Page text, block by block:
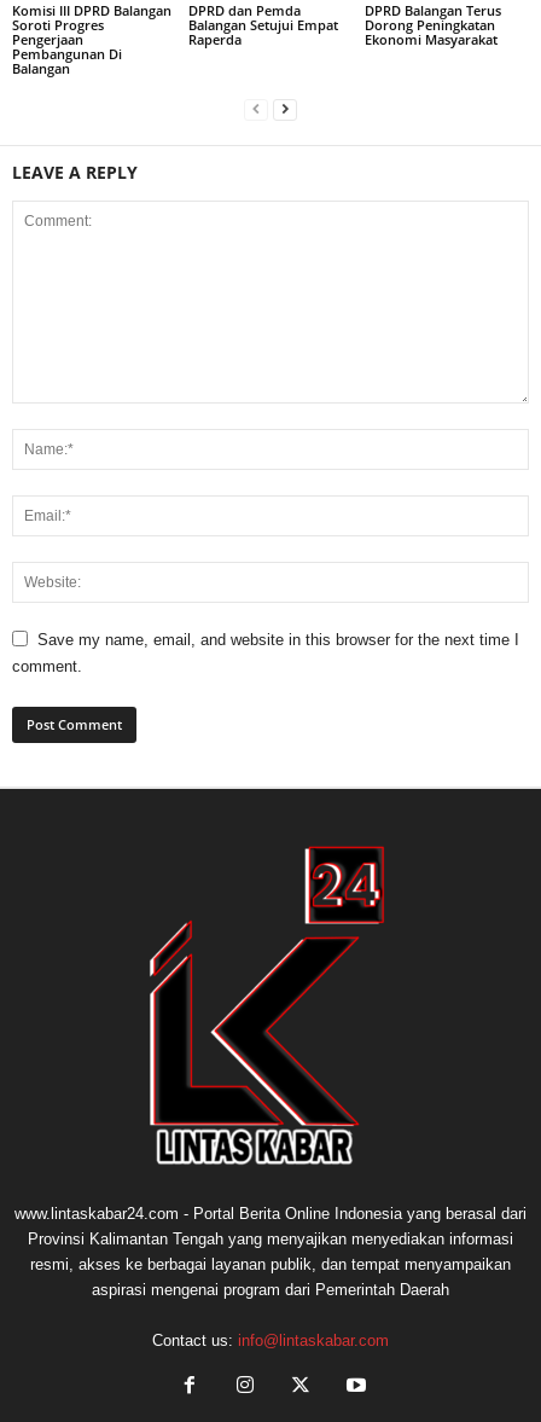
Komisi III DPRD Balangan
Soroti Progres
Pengerjaan
Pembangunan Di
Balangan
DPRD dan Pemda
Balangan Setujui Empat
Raperda
DPRD Balangan Terus
Dorong Peningkatan
Ekonomi Masyarakat
LEAVE A REPLY
Save my name, email, and website in this browser for the next time I
comment.
www.lintaskabar24.com - Portal Berita Online Indonesia yang berasal dari
Provinsi Kalimantan Tengah yang menyajikan menyediakan informasi
resmi, akses ke berbagai layanan publik, dan tempat menyampaikan
aspirasi mengenai program dari Pemerintah Daerah
Contact us: info@lintaskabar.com